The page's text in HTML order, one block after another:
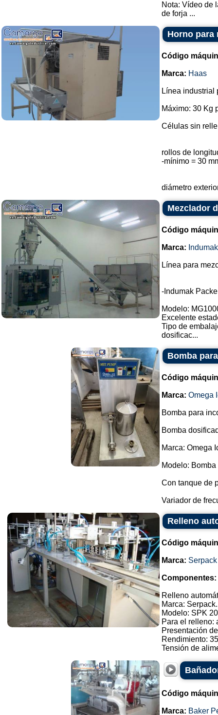
Nota: Vídeo de
de forja ...
Horno para
Código
Marca: Haas
Línea industrial
Máximo: 30 Kg
Células sin
rollos de
-mínimo = 30
diámetro
Mezclador
Código
Marca: Indumak
Línea para
-Indumak
Modelo:
Excelente
Tipo de
dosificac...
Bomba
Código
Marca: Omega
Bomba para
Bomba
Marca: Omega
Modelo:
Con tanque de
Variador de
Relleno
Código
Marca: Serpack
Componentes:
Relleno
Marca: Serpack.
Modelo: SPK
Para el relleno:
Presentación
Rendimiento:
Tensión de
Código
Marca: Baker